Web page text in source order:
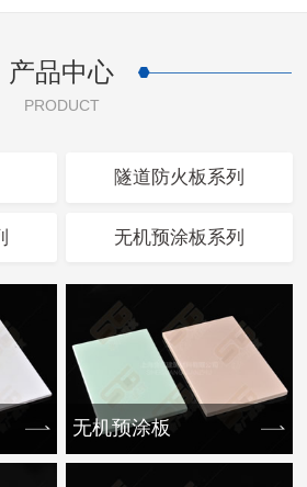
产品中心
PRODUCT
隧道防火板系列
无机预涂板系列
无机预涂板